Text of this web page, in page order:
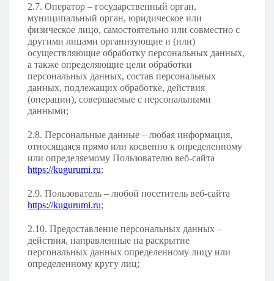
2.7. Оператор – государственный орган,
муниципальный орган, юридическое или
физическое лицо, самостоятельно или совместно с
другими лицами организующие и (или)
осуществляющие обработку персональных данных,
а также определяющие цели обработки
персональных данных, состав персональных
данных, подлежащих обработке, действия
(операции), совершаемые с персональными
данными;
2.8. Персональные данные – любая информация,
относящаяся прямо или косвенно к определенному
или определяемому Пользователю веб-сайта
https://kugurumi.ru;
2.9. Пользователь – любой посетитель веб-сайта
https://kugurumi.ru;
2.10. Предоставление персональных данных –
действия, направленные на раскрытие
персональных данных определенному лицу или
определенному кругу лиц;